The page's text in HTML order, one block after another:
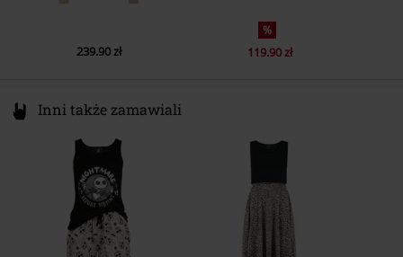
239.90 zł
%
119.90 zł
Inni także zamawiali